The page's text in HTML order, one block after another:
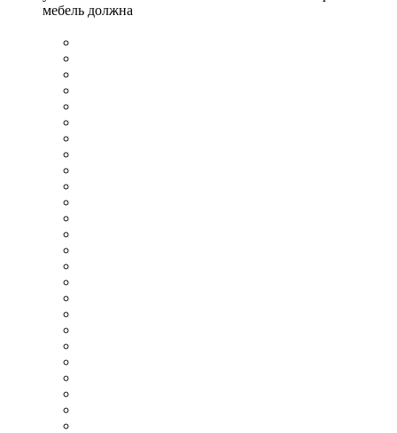
мебель должна